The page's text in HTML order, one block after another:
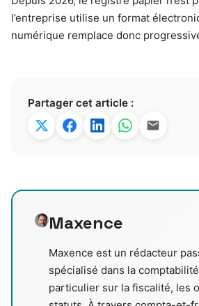
l’entreprise utilise un format
numérique remplace donc
Partager cet article :
Maxence
Maxence est un rédacteur
spécialisé dans la
particulier sur la fiscalité, les